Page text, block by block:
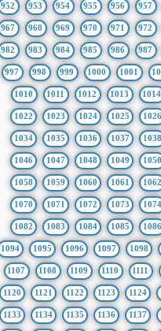
952 953 954 955 956 957
967 968 969 970 971 972
982 983 984 985 986 987
997 998 999 1000 1001
1010 1011 1012 1013 1014
1022 1023 1024 1025 1026
1034 1035 1036 1037 1038
1046 1047 1048 1049 1050
1058 1059 1060 1061 1062
1070 1071 1072 1073 1074
1082 1083 1084 1085 1086
1094 1095 1096 1097 1098
1107 1108 1109 1110 1111
1120 1121 1122 1123 1124
1133 1134 1135 1136 1137